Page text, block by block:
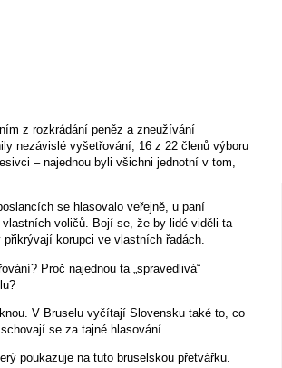
z rozkrádání peněz a zneužívání
nezávislé vyšetřování, 16 z 22 členů výboru
– najednou byli všichni jednotní v tom,
se hlasovalo veřejně, u paní
voličů. Bojí se, že by lidé viděli ta
korupci ve vlastních řadách.
Proč najednou ta „spravedlivá“
V Bruselu vyčítají Slovensku také to, co
se za tajné hlasování.
poukazuje na tuto bruselskou přetvářku.